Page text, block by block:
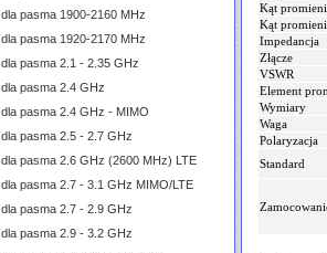
pasma 1900-2160 MHz
pasma 1920-2170 MHz
pasma 2.1 - 2.35 GHz
pasma 2.4 GHz
pasma 2.4 GHz - MIMO
pasma 2.5 - 2.7 GHz
pasma 2.6 GHz (2600 MHz) LTE
pasma 2.7 - 3.1 GHz MIMO/LTE
pasma 2.7 - 2.9 GHz
pasma 2.9 - 3.2 GHz
Kąt
Kąt
Impedancja
Złącze
VSWR
Element
Wymiary
Waga
Polaryzacja
Standard